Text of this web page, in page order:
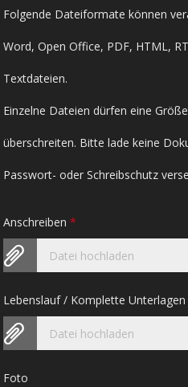
Folgende Dateiformate können
Word, Open Office, PDF, HTML,
Textdateien.
Einzelne Dateien dürfen eine
überschreiten. Bitte lade keine
Passwort- oder Schreibschutz
Anschreiben*
Datei hochladen
Lebenslauf / Komplette
Datei hochladen
Foto